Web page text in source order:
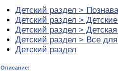
Детский раздел >
Детский раздел >
Детский раздел >
Детский раздел > Все
Детский раздел
Описание: